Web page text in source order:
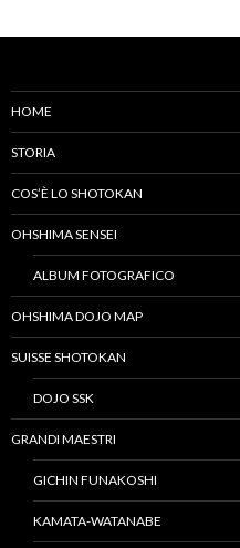
HOME
STORIA
COS’È LO SHOTOKAN
OHSHIMA SENSEI
ALBUM FOTOGRAFICO
OHSHIMA DOJO MAP
SUISSE SHOTOKAN
DOJO SSK
GRANDI MAESTRI
GICHIN FUNAKOSHI
KAMATA-WATANABE